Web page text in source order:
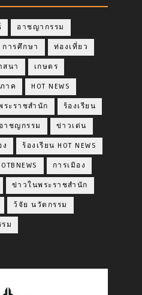
อาชญากรรม
การศึกษา ท่องเที่ยว
สนา เกษตร
าค HOT NEWS
ระราชสำนัก ร้องเรียน
อาชญกรรม ข่าวเด่น
ง ร้องเรียน HOT NEWS
การเมิอง
ข่าวในพระราชสำนัก
ว้จัย นวัตกรรม
ม